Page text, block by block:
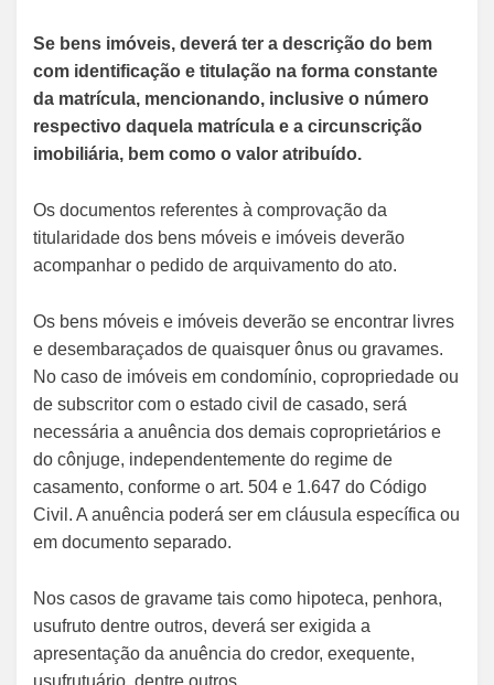
Se bens imóveis, deverá ter a descrição do bem
com identificação e titulação na forma constante
da matrícula, mencionando, inclusive o número
respectivo daquela matrícula e a circunscrição
imobiliária, bem como o valor atribuído.
Os documentos referentes à comprovação da
titularidade dos bens móveis e imóveis deverão
acompanhar o pedido de arquivamento do ato.
Os bens móveis e imóveis deverão se encontrar livres
e desembaraçados de quaisquer ônus ou gravames.
No caso de imóveis em condomínio, copropriedade ou
de subscritor com o estado civil de casado, será
necessária a anuência dos demais coproprietários e
do cônjuge, independentemente do regime de
casamento, conforme o art. 504 e 1.647 do Código
Civil. A anuência poderá ser em cláusula específica ou
em documento separado.
Nos casos de gravame tais como hipoteca, penhora,
usufruto dentre outros, deverá ser exigida a
apresentação da anuência do credor, exequente,
usufrutuário, dentre outros.